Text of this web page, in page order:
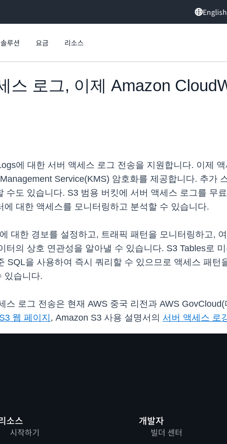
English
솔루션 요금 리소스
스 로그, 이제 Amazon
에 대한 서버 액세스 로그 전송을 지원합니다. 이제
Service(KMS) 암호화를 제공합니다. 추가
수도 있습니다. S3 범용 버킷에 서버 액세스 로그를 무
대한 액세스를 모니터링하고 분석할 수 있습니다.
대한 경보를 설정하고, 트래픽 패턴을 모니터링하고,
터의 상호 연관성을 알아낼 수 있습니다. S3 Tables로
SQL을 사용하여 즉시 쿼리할 수 있으므로 액세스 패
있습니다.
스 로그 전송은 현재 AWS 중국 리전과 AWS
웹 페이지 , Amazon S3 사용 설명서의 서버 액세스 로
소스
시작하기
개발자
빌더 센터